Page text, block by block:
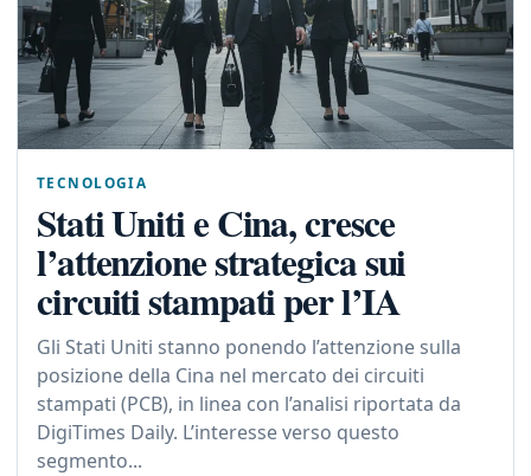
TECNOLOGIA
Stati Uniti e Cina, cresce
l’attenzione strategica sui
circuiti stampati per l’IA
Gli Stati Uniti stanno ponendo l’attenzione sulla
posizione della Cina nel mercato dei circuiti
stampati (PCB), in linea con l’analisi riportata da
DigiTimes Daily. L’interesse verso questo
segmento...